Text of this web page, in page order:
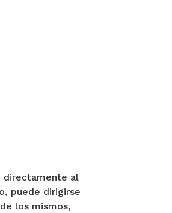
directamente al
puede dirigirse
los mismos,